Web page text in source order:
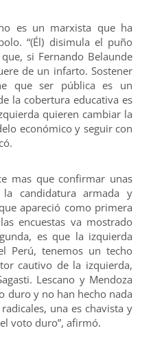
es un marxista que ha
“(Él) disimula el puño
si Fernando Belaunde
de un infarto. Sostener
que ser pública es un
la cobertura educativa es
quieren cambiar la
económico y seguir con
mas que confirmar unas
candidatura armada y
apareció como primera
encuestas va mostrado
es que la izquierda
Perú, tenemos un techo
cautivo de la izquierda,
Lescano y Mendoza
duro y no han hecho nada
una es chavista y
voto duro”, afirmó.